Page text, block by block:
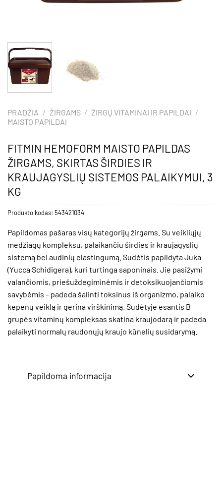
PRADŽIA / ŽIRGAMS / ŽIRGŲ VITAMINAI IR PAPILDAI /
MAISTO PAPILDAI
FITMIN HEMOFORM MAISTO PAPILDAS
ŽIRGAMS, SKIRTAS ŠIRDIES IR
KRAUJAGYSLIŲ SISTEMOS PALAIKYMUI, 3
KG
Produkto kodas: 543421034
Papildomas pašaras visų kategorijų žirgams. Su veikliųjų
medžiagų kompleksu, palaikančiu širdies ir kraujagyslių
sistemą bei audinių elastingumą. Sudėtis papildyta Juka
(Yucca Schidigera), kuri turtinga saponinais. Jie pasižymi
valančiomis, priešuždegiminėmis ir detoksikuojančiomis
savybėmis – padeda šalinti toksinus iš organizmo, palaiko
kepenų veiklą ir gerina virškinimą. Sudėtyje esantis B
grupės vitaminų kompleksas skatina kraujodarą ir padeda
palaikyti normalų raudonųjų kraujo kūnelių susidarymą.
Papildoma informacija